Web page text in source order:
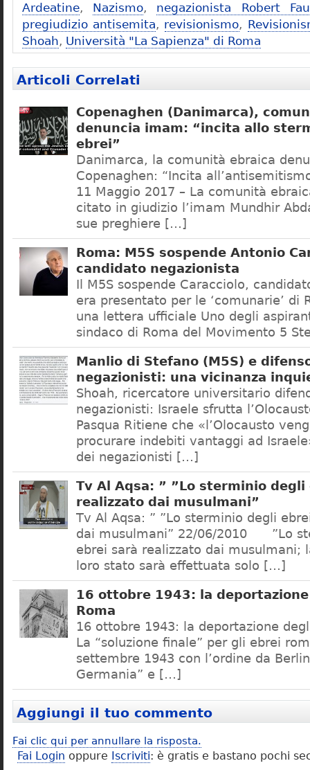
Ardeatine, Nazismo, negazionista Robert
pregiudizio antisemita, revisionismo,
Shoah, Università "La Sapienza" di Roma
Articoli Correlati
Copenaghen (Danimarca),
denuncia imam: “incita allo
ebrei”
Danimarca, la comunità ebraica
Copenaghen: “Incita
11 Maggio 2017 – La comunità
citato in giudizio l’imam Mundhir
sue preghiere […]
Roma: M5S sospende Antonio
candidato negazionista
Il M5S sospende Caracciolo,
era presentato per le ‘comunarie’ di
una lettera ufficiale Uno degli
sindaco di Roma del Movimento 5
Manlio di Stefano (M5S) e
negazionisti: una vicinanza
Shoah, ricercatore universitario
negazionisti: Israele sfrutta
Pasqua Ritiene che «l’Olocausto
procurare indebiti vantaggi ad
dei negazionisti […]
Tv Al Aqsa: ” ”Lo sterminio degli
realizzato dai musulmani”
Tv Al Aqsa: ” ”Lo sterminio degli
dai musulmani” 22/06/2010 ”Lo
ebrei sarà realizzato dai musulmani;
loro stato sarà effettuata solo […]
16 ottobre 1943: la
Roma
16 ottobre 1943: la deportazione
La “soluzione finale” per gli ebrei
settembre 1943 con l’ordine da
Germania” e […]
Aggiungi il tuo commento
Fai clic qui per annullare la risposta.
Fai Login oppure Iscriviti: è gratis e bastano pochi